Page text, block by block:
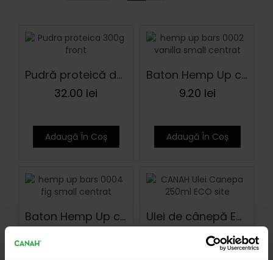
Pudră proteică de cânepă 300 g
32.00 lei
Adaugă În Coș
Baton Hemp Up cânepă cu vanilie și susan ECO 48 g
9.20 lei
Adaugă În Coș
Baton Hemp Up cânepă cu smochine ECO 48 g
Ulei de cânepă ECO 250 ml
46.00lei